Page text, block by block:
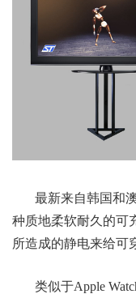
最新来自韩国和澳
种质地柔软耐久的可
所造成的静电来给可
类似于Apple